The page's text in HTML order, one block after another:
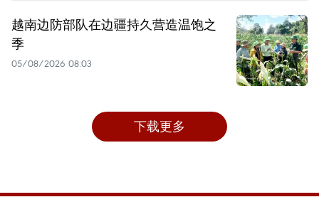
越南边防部队在边疆持久营造温饱之
季
05/08/2026 08:03
下载更多